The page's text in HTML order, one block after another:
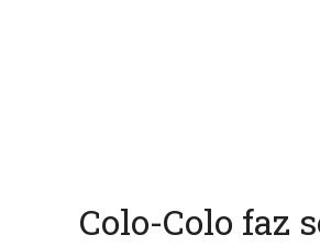
Colo-Colo faz